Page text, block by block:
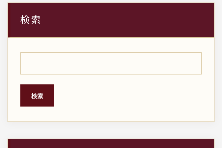
稿
ジ
送
り
検索
検索